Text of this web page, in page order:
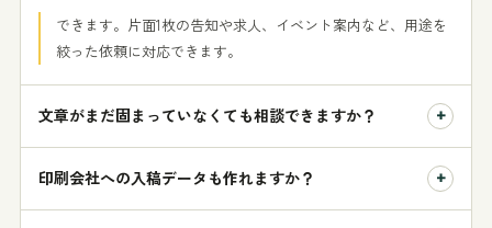
できます。片面1枚の告知や求人、イベント案内など、用途を
絞った依頼に対応できます。
文章がまだ固まっていなくても相談できますか？
印刷会社への入稿データも作れますか？